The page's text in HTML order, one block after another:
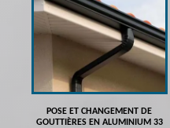
POSE ET CHANGEMENT DE
GOUTTIÈRES EN ALUMINIUM 33